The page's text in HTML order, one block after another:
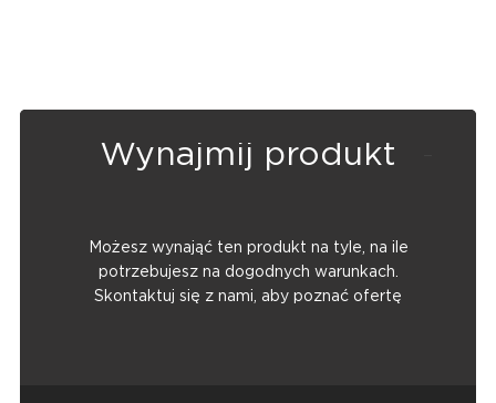
Wynajmij produkt
Możesz wynająć ten produkt na tyle, na ile
potrzebujesz na dogodnych warunkach.
Skontaktuj się z nami, aby poznać ofertę